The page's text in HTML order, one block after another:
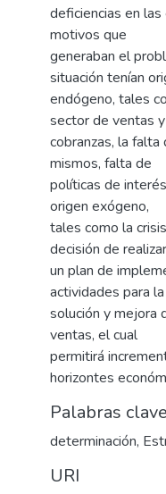
deficiencias en
motivos que
generaban el
situación tenían
endógeno, tales
sector de ventas y
cobranzas, la
mismos, falta de
políticas de
origen exógeno,
tales como la
decisión de realizar
un plan de
actividades para la
solución y mejora
ventas, el cual
permitirá
horizontes
Palabras clave
determinación,
URI